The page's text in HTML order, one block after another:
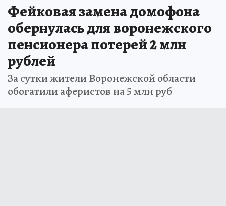
Фейковая замена домофона
обернулась для воронежского
пенсионера потерей 2 млн
рублей
За сутки жители Воронежской области
обогатили аферистов на 5 млн руб